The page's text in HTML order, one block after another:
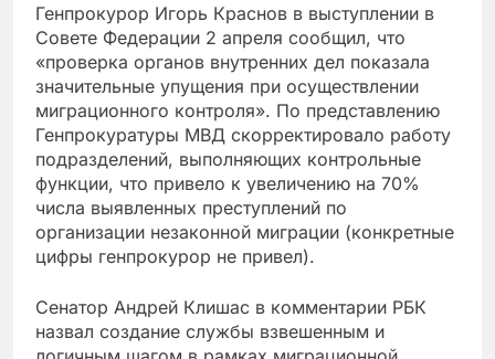
Генпрокурор Игорь Краснов в выступлении в
Совете Федерации 2 апреля сообщил, что
«проверка органов внутренних дел показала
значительные упущения при осуществлении
миграционного контроля». По представлению
Генпрокуратуры МВД скорректировало работу
подразделений, выполняющих контрольные
функции, что привело к увеличению на 70%
числа выявленных преступлений по
организации незаконной миграции (конкретные
цифры генпрокурор не привел).
Сенатор Андрей Клишас в комментарии РБК
назвал создание службы взвешенным и